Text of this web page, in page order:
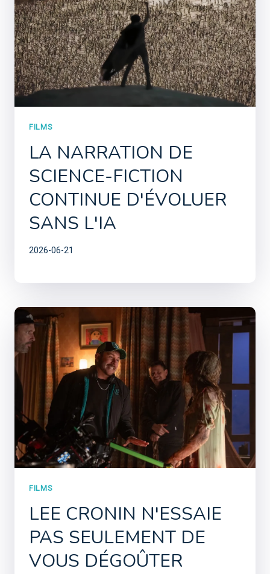
FILMS
LA NARRATION DE
SCIENCE-FICTION
CONTINUE D'ÉVOLUER
SANS L'IA
2026-06-21
FILMS
LEE CRONIN N'ESSAIE
PAS SEULEMENT DE
VOUS DÉGOÛTER